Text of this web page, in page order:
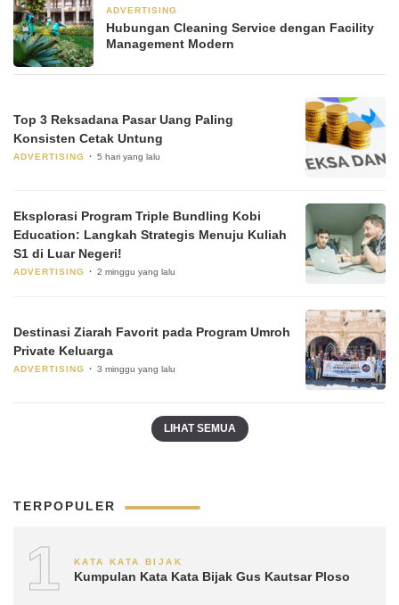
ADVERTISING
Hubungan Cleaning Service dengan Facility
Management Modern
Top 3 Reksadana Pasar Uang Paling
Konsisten Cetak Untung
ADVERTISING 5 hari yang lalu
Eksplorasi Program Triple Bundling Kobi
Education: Langkah Strategis Menuju Kuliah
S1 di Luar Negeri!
ADVERTISING 2 minggu yang lalu
Destinasi Ziarah Favorit pada Program Umroh
Private Keluarga
ADVERTISING 3 minggu yang lalu
LIHAT SEMUA
TERPOPULER
1 KATA KATA BIJAK
Kumpulan Kata Kata Bijak Gus Kautsar Ploso